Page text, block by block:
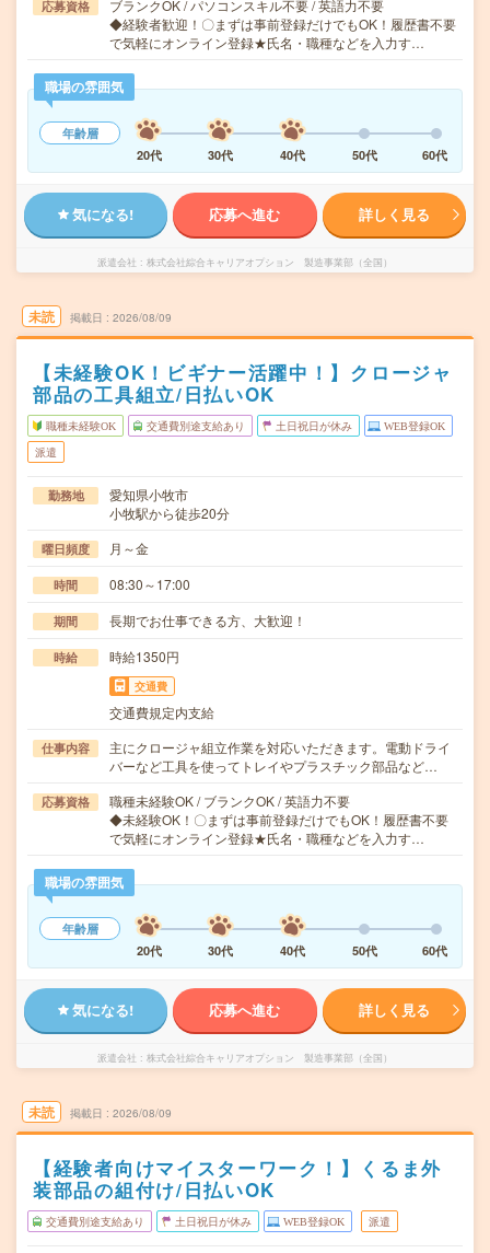
応募資格
ブランクOK / パソコンスキル不要 / 英語力不要
◆経験者歓迎！〇まずは事前登録だけでもOK！履歴書不要
で気軽にオンライン登録★氏名・職種などを入力す…
職場の雰囲気
年齢層
20代
30代 40代 50代 60代
気になる! 応募へ進む 詳しく見る
派遣会社 株式会社綜合キャリアオプション 製造事業部（全国）
未読 掲載日 2026/08/09
【未経験OK！ビギナー活躍中！】クロージャ
部品の工具組立/日払いOK
職種未経験OK 交通費別途支給あり 土日祝日が休み WEB登録OK
派遣
勤務地
愛知県小牧市
小牧駅から徒歩20分
曜日頻度 月～金
時間 08:30～17:00
期間 長期でお仕事できる方、大歓迎！
時給 時給1350円
交通費
交通費規定内支給
仕事内容
主にクロージャ組立作業を対応いただきます。電動ドライ
バーなど工具を使ってトレイやプラスチック部品など…
応募資格
職種未経験OK / ブランクOK / 英語力不要
◆未経験OK！〇まずは事前登録だけでもOK！履歴書不要
で気軽にオンライン登録★氏名・職種などを入力す…
職場の雰囲気
年齢層
20代
30代 40代 50代 60代
気になる! 応募へ進む 詳しく見る
派遣会社 株式会社綜合キャリアオプション 製造事業部（全国）
未読 掲載日 2026/08/09
【経験者向けマイスターワーク！】くるま外
装部品の組付け/日払いOK
交通費別途支給あり 土日祝日が休み WEB登録OK 派遣